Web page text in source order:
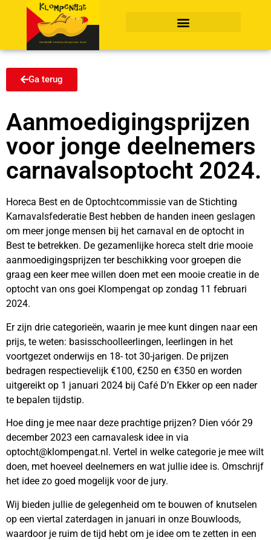
Ga terug
Aanmoedigingsprijzen
voor jonge deelnemers
carnavalsoptocht 2024.
Horeca Best en de Optochtcommissie van de Stichting
Karnavalsfederatie Best hebben de handen ineen geslagen
om meer jonge mensen bij het carnaval en de optocht in
Best te betrekken. De gezamenlijke horeca stelt drie mooie
aanmoedigingsprijzen ter beschikking voor groepen die
graag een keer mee willen doen met een mooie creatie in de
optocht van ons goei Klompengat op zondag 11 februari
2024.
Er zijn drie categorieën, waarin je mee kunt dingen naar een
prijs, te weten: basisschoolleerlingen, leerlingen in het
voortgezet onderwijs en 18- tot 30-jarigen. De prijzen
bedragen respectievelijk €100, €250 en €350 en worden
uitgereikt op 1 januari 2024 bij Café D’n Ekker op een nader
te bepalen tijdstip.
Hoe ding je mee naar deze prachtige prijzen? Dien vóór 29
december 2023 een carnavalesk idee in via
optocht@klompengat.nl. Vertel in welke categorie je mee wilt
doen, met hoeveel deelnemers en wat jullie idee is. Omschrijf
het idee zo goed mogelijk voor de jury.
Wij bieden jullie de gelegenheid om te bouwen of knutselen
op een viertal zaterdagen in januari in onze Bouwloods,
waardoor je ruim de tijd hebt om je idee om te zetten in een